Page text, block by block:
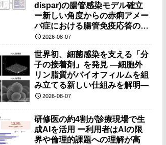
dispar)の腸管感染モデル確立
ー新しい角度からの赤痢アメー
バ症における腸管免疫応答の理
解に期待ー
2026-08-07
世界初、細菌感染を支える「分
子の接着剤」を発見 ―細胞外
リン脂質がバイオフィルムを組
み立てる新しい仕組みを解明―
2026-08-07
研修医の約4割が診療現場で生
成AIを活用 ー利用者はAIの限
界や倫理的課題への理解が高